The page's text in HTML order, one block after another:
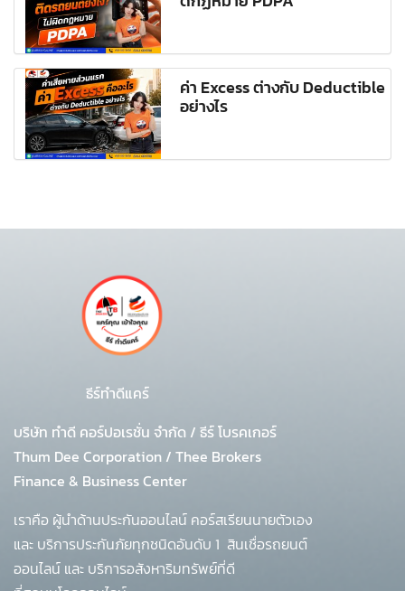
ค่า Excess ต่างกับ Deductible
อย่างไร
ธีร์ทำดีแคร์
บริษัท ทำดี คอร์ปอเรชั่น จำกัด / ธีร์ โบรคเกอร์
Thum Dee Corporation / Thee Brokers
Finance & Business Center
เราคือ ผู้นำด้านประกันออนไลน์ คอร์สเรียนนายตัวเอง
และ บริการประกันภัยทุกชนิดอันดับ 1 สินเชื่อรถยนต์
ออนไลน์ และ บริการอสังหาริมทรัพย์ที่ดี